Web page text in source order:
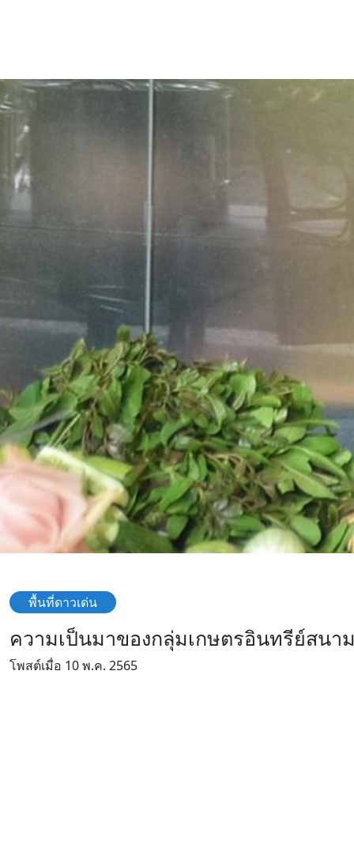
พื้นที่ดาวเด่น
ความเป็นมาของกลุ่มเกษตรอินทรีย์สนา
โพสต์เมื่อ 10 พ.ค. 2565